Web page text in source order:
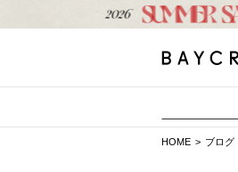
HOME ブログ